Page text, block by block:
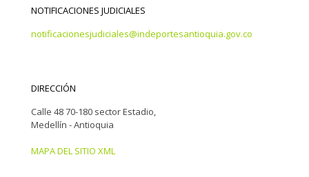
NOTIFICACIONES JUDICIALES
notificacionesjudiciales@indeportesantioquia.gov.co
DIRECCIÓN
Calle 48 70-180 sector Estadio,
Medellín - Antioquia
MAPA DEL SITIO XML